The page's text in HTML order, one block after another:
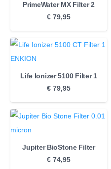
PrimeWater MX Filter 2
€ 79,95
Life Ionizer 5100 Filter 1
€ 79,95
Jupiter BioStone Filter
€ 74,95